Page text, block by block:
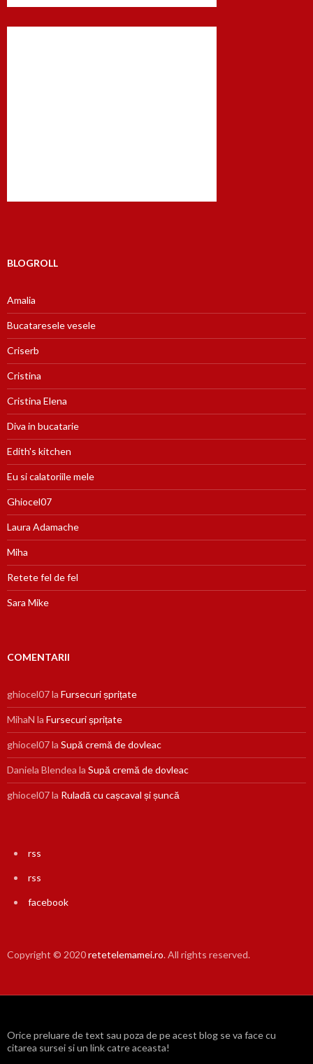
BLOGROLL
Amalia
Bucataresele vesele
Criserb
Cristina
Cristina Elena
Diva in bucatarie
Edith's kitchen
Eu si calatoriile mele
Ghiocel07
Laura Adamache
Miha
Retete fel de fel
Sara Mike
COMENTARII
ghiocel07la Fursecuri șprițate
MihaN la Fursecuri șprițate
ghiocel07la Supă cremă de dovleac
Daniela Blendea la Supă cremă de dovleac
ghiocel07la Ruladă cu cașcaval și șuncă
rss
rss
facebook
Copyright © 2020retetelemamei.ro. All rights reserved.
Orice preluare de text sau poza de pe acest blog se va face cu
citarea sursei si un link catre aceasta!